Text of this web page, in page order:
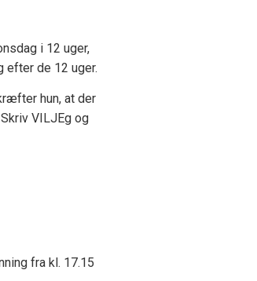
i 12 uger,
efter de 12 uger.
hun, at der
VILJEg og
fra kl. 17.15